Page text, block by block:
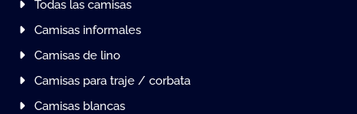
Todas las camisas
Camisas informales
Camisas de lino
Camisas para traje / corbata
Camisas blancas